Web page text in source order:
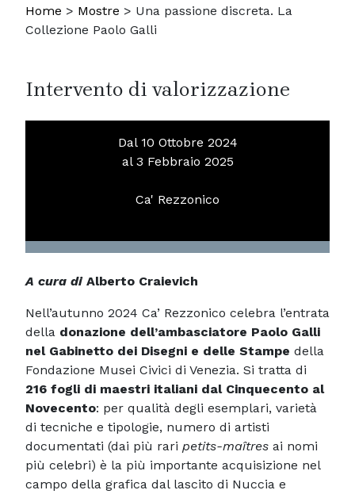
Home > Mostre > Una passione discreta. La
Collezione Paolo Galli
Intervento di valorizzazione
A cura diAlberto Craievich
Nell’autunno 2024 Ca’ Rezzonico celebra l’entrata
della donazione dell’ambasciatore Paolo Galli
nel Gabinetto dei Disegni e delle Stampe della
Fondazione Musei Civici di Venezia. Si tratta di
216 fogli di maestri italiani dal Cinquecento al
Novecento: per qualità degli esemplari, varietà
di tecniche e tipologie, numero di artisti
documentati (dai più rari petits-maîtres ai nomi
più celebri) è la più importante acquisizione nel
campo della grafica dal lascito di Nuccia e
Dal 10 Ottobre 2024
al 3 Febbraio 2025
Ca' Rezzonico